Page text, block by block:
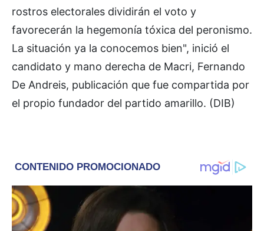
rostros electorales dividirán el voto y
favorecerán la hegemonía tóxica del peronismo.
La situación ya la conocemos bien", inició el
candidato y mano derecha de Macri, Fernando
De Andreis, publicación que fue compartida por
el propio fundador del partido amarillo. (DIB)